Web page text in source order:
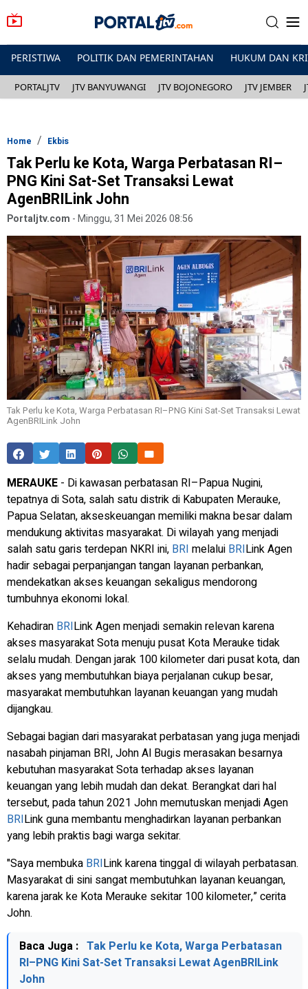
PERISTIWA POLITIK DAN PEMERINTAHAN HUKUM DAN
PORTALJTV JTV BANYUWANGI JTV BOJONEGORO JTV JEMBER
Home Ekbis
Tak Perlu ke Kota, Warga Perbatasan RI–
PNG Kini Sat-Set Transaksi Lewat
AgenBRILink John
Portaljtv.com -Minggu, 31 Mei 2026 08:56
Tak Perlu ke Kota, Warga Perbatasan RI–PNG Kini Sat-Set Transaksi Lewat
AgenBRILink John
MERAUKE - Di kawasan perbatasan RI–Papua Nugini,
tepatnya di Sota, salah satu distrik di Kabupaten Merauke,
Papua Selatan, akseskeuangan memiliki makna besar dalam
mendukung aktivitas masyarakat. Di wilayah yang menjadi
salah satu garis terdepan NKRI ini, BRI melalui BRILink Agen
hadir sebagai perpanjangan tangan layanan perbankan,
mendekatkan akses keuangan sekaligus mendorong
tumbuhnya ekonomi lokal.
Kehadiran BRILink Agen menjadi semakin relevan karena
akses masyarakat Sota menuju pusat Kota Merauke tidak
selalu mudah. Dengan jarak 100 kilometer dari pusat kota, dan
akses yang membutuhkan biaya perjalanan cukup besar,
masyarakat membutuhkan layanan keuangan yang mudah
dijangkau.
Sebagai bagian dari masyarakat perbatasan yang juga menjadi
nasabah pinjaman BRI, John Al Bugis merasakan besarnya
kebutuhan masyarakat Sota terhadap akses layanan
keuangan yang lebih mudah dan dekat. Berangkat dari hal
tersebut, pada tahun 2021 John memutuskan menjadi Agen
BRILink guna membantu menghadirkan layanan perbankan
yang lebih praktis bagi warga sekitar.
"Saya membuka BRILink karena tinggal di wilayah perbatasan.
Masyarakat di sini sangat membutuhkan layanan keuangan,
karena jarak ke Kota Merauke sekitar 100 kilometer,” cerita
John.
Baca Juga : Tak Perlu ke Kota, Warga Perbatasan
RI–PNG Kini Sat-Set Transaksi Lewat AgenBRILink
John